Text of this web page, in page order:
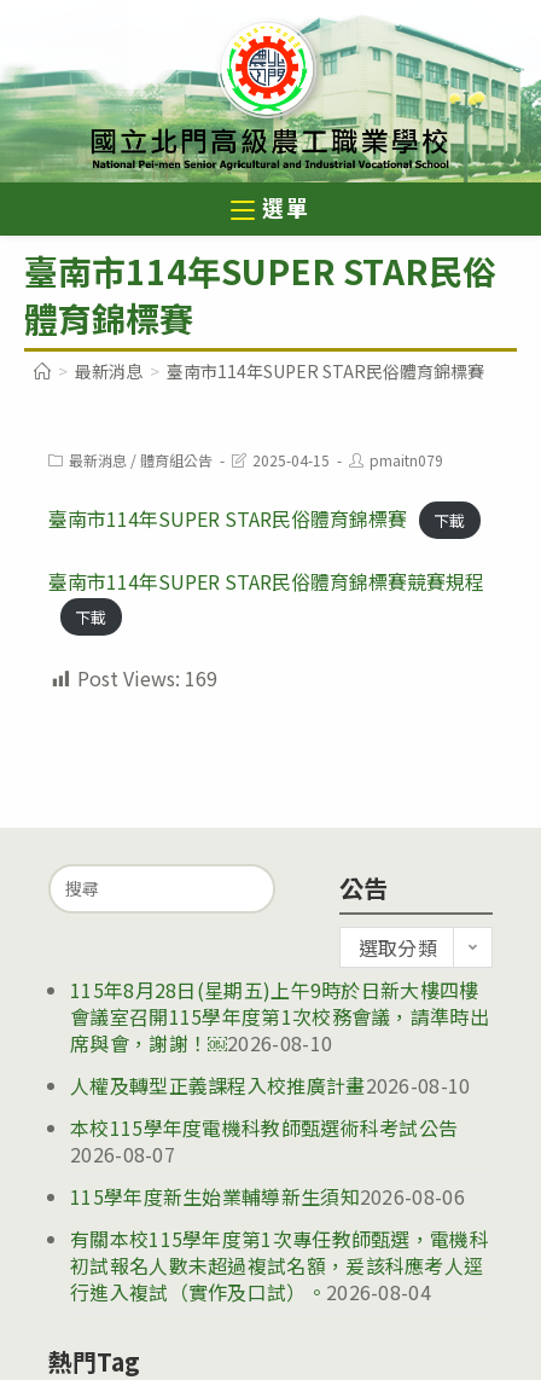
至
主
要
內
選單
臺南市114年SUPER STAR民俗
體育錦標賽
> 最新消息 > 臺南市114年SUPER STAR民俗體育錦標賽
Post最新消息 /體育組公告
Post2025-04-15
Post
author:
pmaitn079
臺南市114年SUPER STAR民俗體育錦標賽 下載
臺南市114年SUPER STAR民俗體育錦標賽競賽規程
下載
Post Views: 169
Search
for:
公告
告
選取分類
115年8月28日(星期五)上午9時於日新大樓四樓
會議室召開115學年度第1次校務會議，請準時出
席與會，謝謝！￼2026-08-10
人權及轉型正義課程入校推廣計畫2026-08-10
本校115學年度電機科教師甄選術科考試公告
2026-08-07
115學年度新生始業輔導新生須知2026-08-06
有關本校115學年度第1次專任教師甄選，電機科
初試報名人數未超過複試名額，爰該科應考人逕
行進入複試（實作及口試）。 2026-08-04
熱門Tag